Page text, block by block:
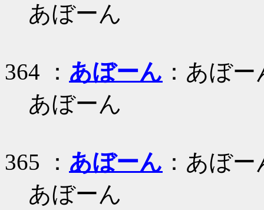
あぼーん
364 ： あぼーん ：あぼー
あぼーん
365 ： あぼーん ：あぼー
あぼーん